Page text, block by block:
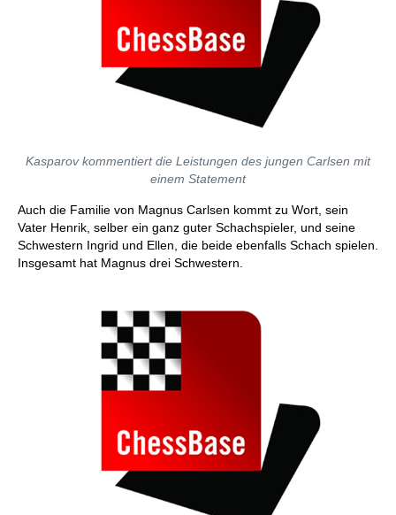
Kasparov kommentiert die Leistungen des jungen Carlsen mit
einem Statement
Auch die Familie von Magnus Carlsen kommt zu Wort, sein
Vater Henrik, selber ein ganz guter Schachspieler, und seine
Schwestern Ingrid und Ellen, die beide ebenfalls Schach spielen.
Insgesamt hat Magnus drei Schwestern.